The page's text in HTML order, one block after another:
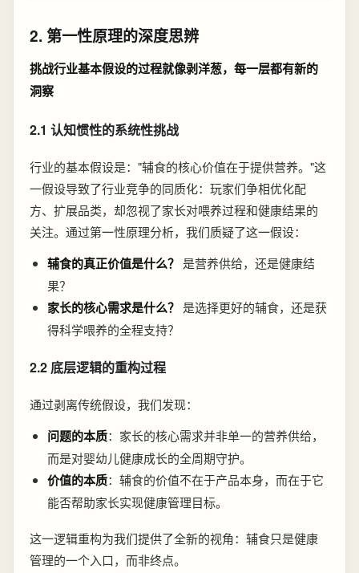
2. 第一性原理的深度思辨
挑战行业基本假设的过程就像剥洋葱，每一层都有新的
洞察
2.1 认知惯性的系统性挑战
行业的基本假设是："辅食的核心价值在于提供营养。"这
一假设导致了行业竞争的同质化：玩家们争相优化配
方、扩展品类，却忽视了家长对喂养过程和健康结果的
关注。通过第一性原理分析，我们质疑了这一假设：
辅食的真正价值是什么？ 是营养供给，还是健康结
果？
家长的核心需求是什么？ 是选择更好的辅食，还是获
得科学喂养的全程支持？
2.2 底层逻辑的重构过程
通过剥离传统假设，我们发现：
问题的本质：家长的核心需求并非单一的营养供给，
而是对婴幼儿健康成长的全周期守护。
价值的本质：辅食的价值不在于产品本身，而在于它
能否帮助家长实现健康管理目标。
这一逻辑重构为我们提供了全新的视角：辅食只是健康
管理的一个入口，而非终点。